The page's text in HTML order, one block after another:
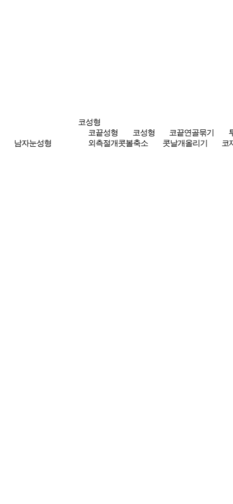
남자눈성형
코성형
코끝성형
코성형 코끝연골묶기
외측절개콧볼축소
콧날개올리기 코